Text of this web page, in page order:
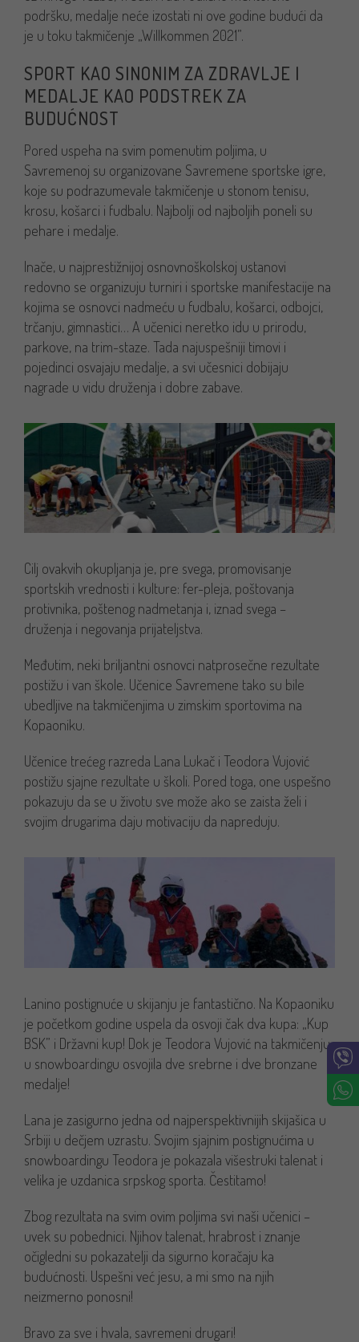
podršku, medalje neće izostati ni ove godine budući da
je u toku takmičenje „Willkommen 2021”.
SPORT KAO SINONIM ZA ZDRAVLJE I
MEDALJE KAO PODSTREK ZA
BUDUĆNOST
Pored uspeha na svim pomenutim poljima, u
Savremenoj su organizovane Savremene sportske igre,
koje su podrazumevale takmičenje u stonom tenisu,
krosu, košarci i fudbalu. Najbolji od najboljih poneli su
pehare i medalje.
Inače, u najprestižnijoj osnovnoškolskoj ustanovi
redovno se organizuju turniri i sportske manifestacije na
kojima se osnovci nadmeću u fudbalu, košarci, odbojci,
trčanju, gimnastici… A učenici neretko idu u prirodu,
parkove, na trim-staze. Tada najuspešniji timovi i
pojedinci osvajaju medalje, a svi učesnici dobijaju
nagrade u vidu druženja i dobre zabave.
Cilj ovakvih okupljanja je, pre svega, promovisanje
sportskih vrednosti i kulture: fer-pleja, poštovanja
protivnika, poštenog nadmetanja i, iznad svega –
druženja i negovanja prijateljstva.
Međutim, neki briljantni osnovci natprosečne rezultate
postižu i van škole. Učenice Savremene tako su bile
ubedljive na takmičenjima u zimskim sportovima na
Kopaoniku.
Učenice trećeg razreda Lana Lukač i Teodora Vujović
postižu sjajne rezultate u školi. Pored toga, one uspešno
pokazuju da se u životu sve može ako se zaista želi i
svojim drugarima daju motivaciju da napreduju.
Lanino postignuće u skijanju je fantastično. Na Kopaoniku
je početkom godine uspela da osvoji čak dva kupa: „Kup
BSK” i Državni kup! Dok je Teodora Vujović na takmičenju
u snowboardingu osvojila dve srebrne i dve bronzane
medalje!
Lana je zasigurno jedna od najperspektivnijih skijašica u
Srbiji u dečjem uzrastu. Svojim sjajnim postignućima u
snowboardingu Teodora je pokazala višestruki talenat i
velika je uzdanica srpskog sporta. Čestitamo!
Zbog rezultata na svim ovim poljima svi naši učenici –
uvek su pobednici. Njihov talenat, hrabrost i znanje
očigledni su pokazatelji da sigurno koračaju ka
budućnosti. Uspešni već jesu, a mi smo na njih
neizmerno ponosni!
Bravo za sve i hvala, savremeni drugari!